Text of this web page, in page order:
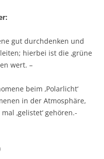
gut durchdenken und
hierbei ist die ‚grüne
wert. –
beim ‚Polarlicht‘
in der Atmosphäre,
‚gelistet‘ gehören.-